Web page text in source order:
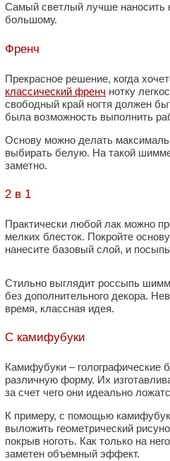
Самый светлый лучше наносить
большому.
Френч
Прекрасное решение, когда
классический френч нотку
свободный край ногтя должен
была возможность выполнить
Основу можно делать
выбирать белую. На такой
заметно.
2 в 1
Практически любой лак можно
мелких блесток. Покройте
нанесите базовый слой, и
Стильно выглядит россыпь
без дополнительного декора.
время, классная идея.
С камифубуки
Камифубуки – голографические
различную форму. Их
за счет чего они идеально
К примеру, с помощью
выложить геометрический
покрыв ноготь. Как только на
заметен объемный эффект.